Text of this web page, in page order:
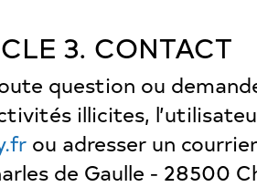
3. CONTACT
question ou
illicites,
ou adresser un
de Gaulle - 28500